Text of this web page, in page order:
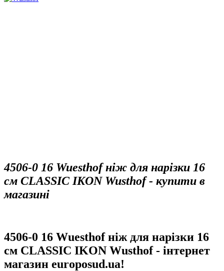
4506-0 16 Wuesthof ніж для нарізки 16
см CLASSIC IKON Wusthof - купити в
магазині
4506-0 16 Wuesthof ніж для нарізки 16
см CLASSIC IKON Wusthof - інтернет
магазин europosud.ua!